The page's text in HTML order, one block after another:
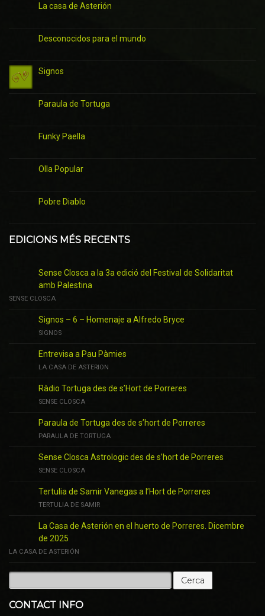
La casa de Asterión
Desconocidos para el mundo
Signos
Paraula de Tortuga
Funky Paella
Olla Popular
Pobre Diablo
EDICIONS MÉS RECENTS
Sense Closca a la 3a edició del Festival de Solidaritat
amb Palestina
SENSE CLOSCA
Signos – 6 – Homenaje a Alfredo Bryce
SIGNOS
Entrevisa a Pau Pàmies
LA CASA DE ASTERION
Ràdio Tortuga des de s’Hort de Porreres
SENSE CLOSCA
Paraula de Tortuga des de s’hort de Porreres
PARAULA DE TORTUGA
Sense Closca Astrologic des de s’hort de Porreres
SENSE CLOSCA
Tertulia de Samir Vanegas a l’Hort de Porreres
TERTULIA DE SAMIR
La Casa de Asterión en el huerto de Porreres. Dicembre
de 2025
LA CASA DE ASTERIÓN
Cerca:
CONTACT INFO